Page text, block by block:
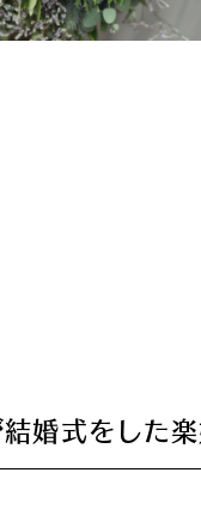
婚式をした